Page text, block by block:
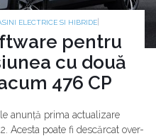
ELECTRICE SI HIBRIDE|
pentru
cu două
476 CP
anunță prima actualizare
Acesta poate fi descărcat over-